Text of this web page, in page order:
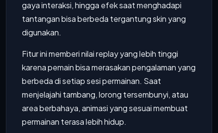
gaya interaksi, hingga efek saat menghadapi
tantangan bisa berbeda tergantung skin yang
digunakan.
Fitur ini memberi nilai replay yang lebih tinggi
karena pemain bisa merasakan pengalaman yang
berbeda di setiap sesi permainan. Saat
menjelajahi tambang, lorong tersembunyi, atau
area berbahaya, animasi yang sesuai membuat
permainan terasa lebih hidup.